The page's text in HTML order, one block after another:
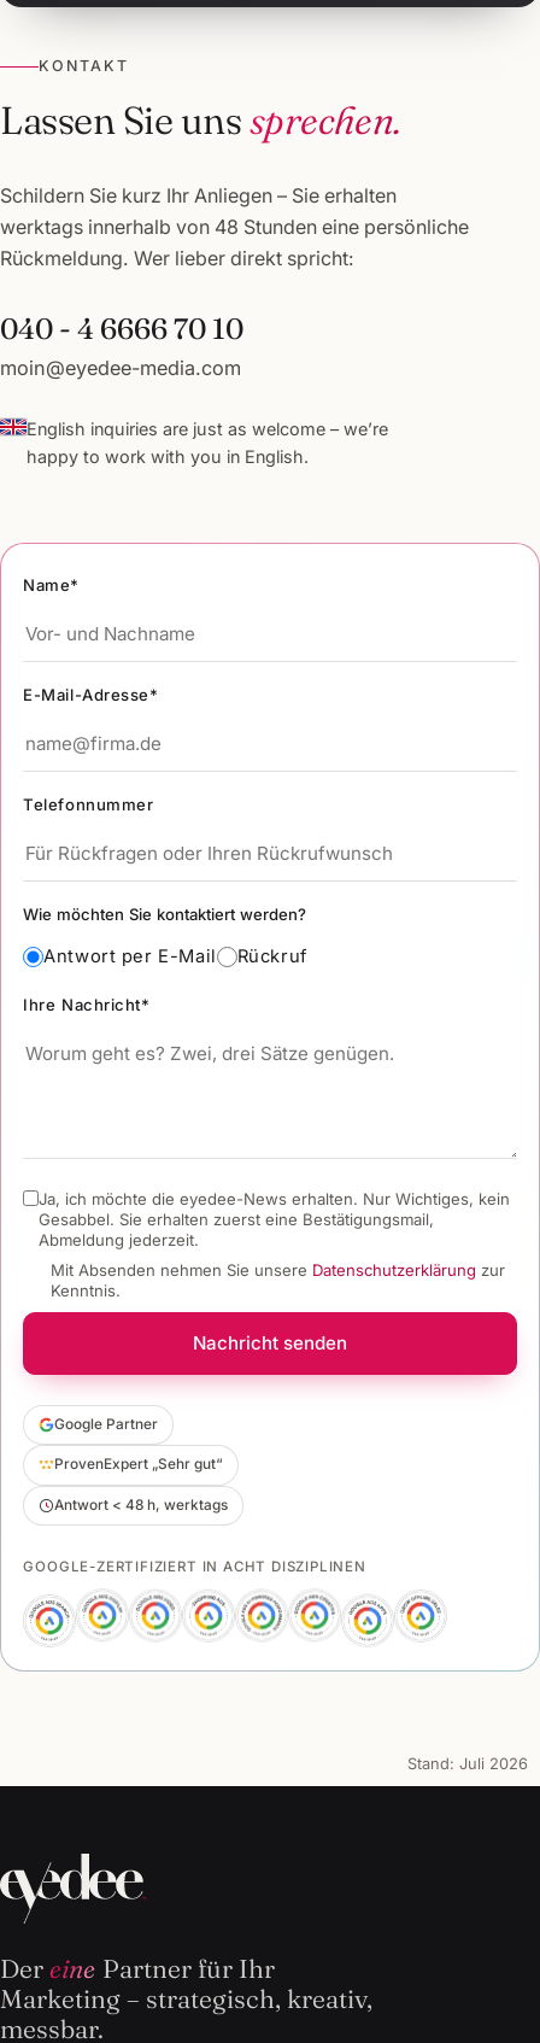
KONTAKT
Lassen Sie unssprechen.
Schildern Sie kurz Ihr Anliegen – Sie erhalten
werktags innerhalb von 48 Stunden eine persönliche
Rückmeldung. Wer lieber direkt spricht:
040 - 4 6666 70 10
moin@eyedee-media.com
English inquiries are just as welcome – we’re
happy to work with you in English.
Name*
E-Mail-Adresse*
Telefonnummer
Wie möchten Sie kontaktiert werden?
Antwort per E-Mail Rückruf
Ihre Nachricht*
Ja, ich möchte die eyedee-News erhalten. Nur Wichtiges, kein
Gesabbel. Sie erhalten zuerst eine Bestätigungsmail,
Abmeldung jederzeit.
Mit Absenden nehmen Sie unsere Datenschutzerklärung zur
Kenntnis.
Nachricht senden
Google Partner
ProvenExpert „Sehr gut“
Antwort < 48 h, werktags
GOOGLE-ZERTIFIZIERT IN ACHT DISZIPLINEN
Stand: Juli 2026
Dereine Partner für Ihr
Marketing – strategisch, kreativ,
messbar.